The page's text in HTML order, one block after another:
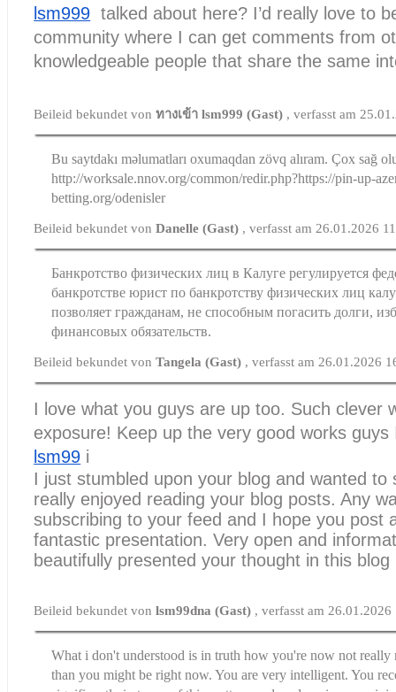
lsm999 talked about here? I’d really love to
community where I can get comments from
knowledgeable people that share the same
Beileid bekundet vonทางเข้า lsm999 (Gast) , verfasst am
Bu saytdakı məlumatları oxumaqdan zövq alıram. Çox sağ
http://worksale.nnov.org/common/redir.php?https://pin-up-
betting.org/odenisler
Beileid bekundet vonDanelle (Gast) , verfasst am 26.01.2026
Банкротство физических лиц в Калуге регулируется
банкротстве юрист по банкротству физических лиц
позволяет гражданам, не способным погасить долги,
финансовых обязательств.
Beileid bekundet vonTangela (Gast) , verfasst am 26.01.2026
I love what you guys are up too. Such clever
exposure! Keep up the very good works guys
lsm99 i
I just stumbled upon your blog and wanted to
really enjoyed reading your blog posts. Any
subscribing to your feed and I hope you post
fantastic presentation. Very open and
beautifully presented your thought in this blog
Beileid bekundet vonlsm99dna (Gast) , verfasst am
What i don't understood is in truth how you're now not
than you might be right now. You are very intelligent. You